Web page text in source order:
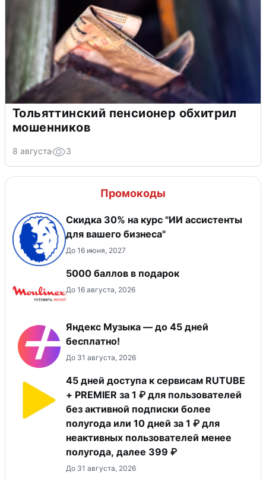
Тольяттинский пенсионер обхитрил
мошенников
8 августа 3
Промокоды
Скидка 30% на курс "ИИ ассистенты
для вашего бизнеса"
До 16 июня, 2027
5000 баллов в подарок
До 16 августа, 2026
Яндекс Музыка — до 45 дней
бесплатно!
До 31 августа, 2026
45 дней доступа к сервисам RUTUBE
+ PREMIER за 1 ₽ для пользователей
без активной подписки более
полугода или 10 дней за 1 ₽ для
неактивных пользователей менее
полугода, далее 399 ₽
До 31 августа, 2026